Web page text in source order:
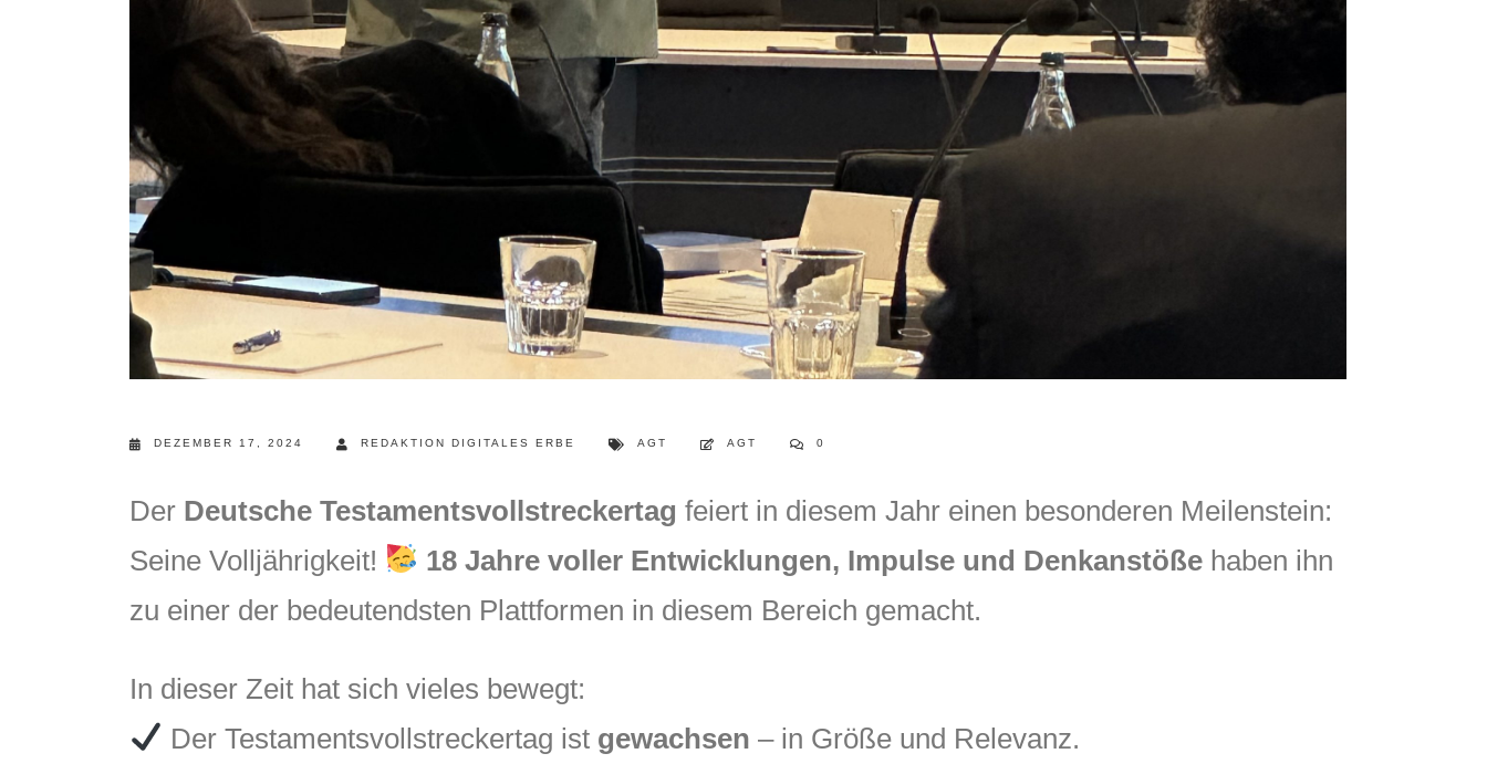
DEZEMBER 17, 2024 REDAKTION DIGITALES ERBE AGT AGT 0
Der Deutsche Testamentsvollstreckertag feiert in diesem Jahr einen besonderen Meilenstein:
Seine Volljährigkeit!
18 Jahre voller Entwicklungen, Impulse und Denkanstößehaben ihn
zu einer der bedeutendsten Plattformen in diesem Bereich gemacht.
In dieser Zeit hat sich vieles bewegt:
Der Testamentsvollstreckertag ist gewachsen – in Größe und Relevanz.